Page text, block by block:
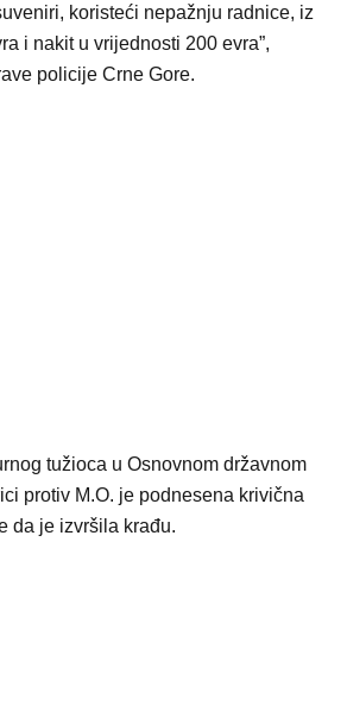
koristeći nepažnju radnice, iz
i nakit u vrijednosti 200 evra”,
policije Crne Gore.
tužioca u Osnovnom državnom
protiv M.O. je podnesena krivična
da je izvršila krađu.